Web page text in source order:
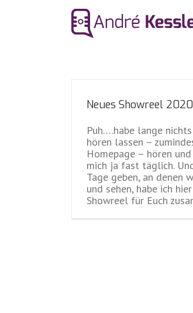
Neues Showreel 2020
Puh….habe lange
hören lassen –
Homepage – hören
mich ja fast täglich.
Tage geben, an denen
und sehen, habe ich
Showreel für Euch
Der